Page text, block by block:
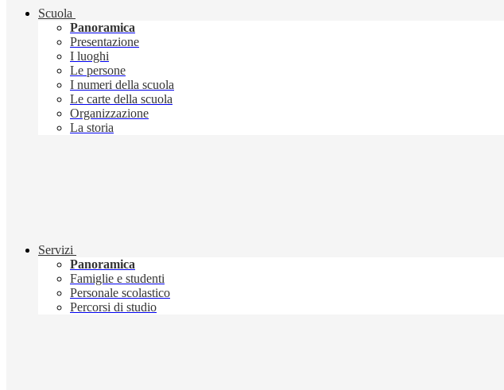
Scuola
Panoramica
Presentazione
I luoghi
Le persone
I numeri della scuola
Le carte della scuola
Organizzazione
La storia
Servizi
Panoramica
Famiglie e studenti
Personale scolastico
Percorsi di studio